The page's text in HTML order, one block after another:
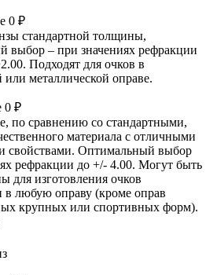
0 ₽
стандартной толщины,
выбор – при значениях рефракции
Подходят для очков в
или металлической оправе.
0 ₽
по сравнению со стандартными,
материала с отличными
свойствами. Оптимальный выбор
рефракции до +/- 4.00. Могут быть
для изготовления очков
в любую оправу (кроме оправ
крупных или спортивных форм).